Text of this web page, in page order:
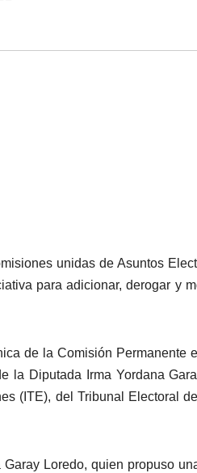
unidas de Asuntos
para adicionar, derogar y
de la Comisión Permanente
la Diputada Irma Yordana
(ITE), del Tribunal Electoral
Loredo, quien propuso